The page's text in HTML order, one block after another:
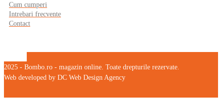
Cum cumperi
Intrebari frecvente
Contact
2025 - Bombo.ro - magazin online. Toate drepturile rezervate.
Web developed by DC Web Design Agency